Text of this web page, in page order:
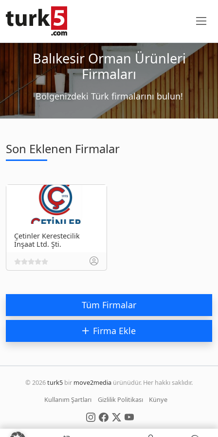
Balıkesir Orman Ürünleri
Firmaları
Bölgenizdeki Türk firmalarını bulun!
Son Eklenen Firmalar
Çetinler Kerestecilik
İnşaat Ltd. Şti.
Tüm Firmalar
Firma Ekle
© 2026turk5 bir move2media ürünüdür. Her hakkı saklıdır.
Kullanım Şartları
Gizlilik Politikası Künye